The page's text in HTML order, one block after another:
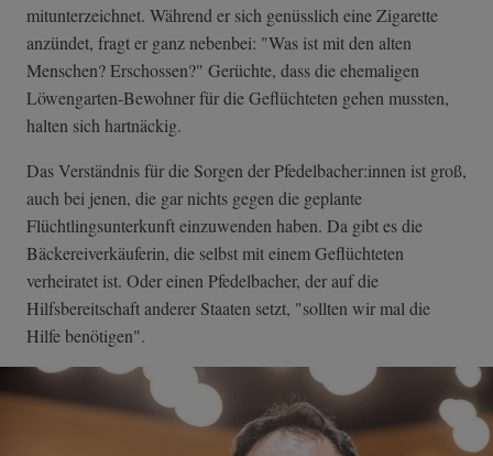
mitunterzeichnet. Während er sich genüsslich eine Zigarette
anzündet, fragt er ganz nebenbei: "Was ist mit den alten
Menschen? Erschossen?" Gerüchte, dass die ehemaligen
Löwengarten-Bewohner für die Geflüchteten gehen mussten,
halten sich hartnäckig.
Das Verständnis für die Sorgen der Pfedelbacher:innen ist groß,
auch bei jenen, die gar nichts gegen die geplante
Flüchtlingsunterkunft einzuwenden haben. Da gibt es die
Bäckereiverkäuferin, die selbst mit einem Geflüchteten
verheiratet ist. Oder einen Pfedelbacher, der auf die
Hilfsbereitschaft anderer Staaten setzt, "sollten wir mal die
Hilfe benötigen".